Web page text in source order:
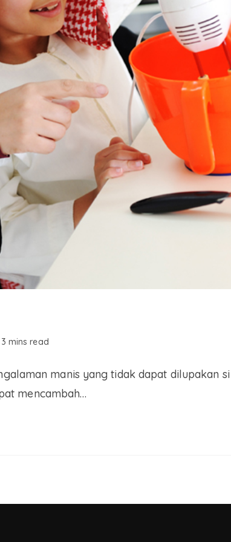
3 mins read
manis yang tidak dapat dilupakan
mencambah…